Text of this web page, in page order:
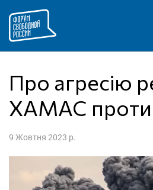
до
вмісту
Про агресію режиму
ХАМАС проти
9 Жовтня 2023 р.